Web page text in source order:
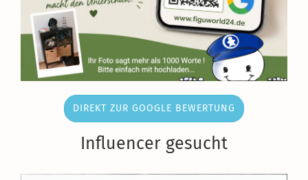
DIREKT ZUR GOOGLE BEWERTUNG
Influencer gesucht